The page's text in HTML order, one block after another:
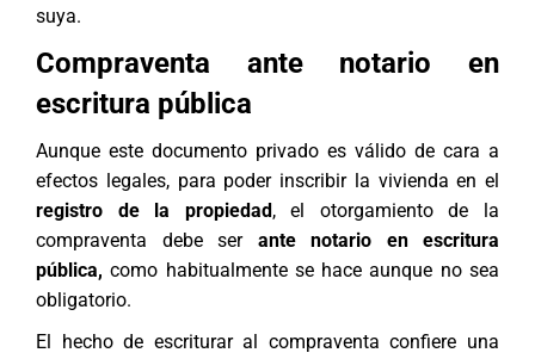
suya.
Compraventa ante notario en
escritura pública
Aunque este documento privado es válido de cara a
efectos legales, para poder inscribir la vivienda en el
registro de la propiedad, el otorgamiento de la
compraventa debe ser ante notario en escritura
pública,como habitualmente se hace aunque no sea
obligatorio.
El hecho de escriturar al compraventa confiere una